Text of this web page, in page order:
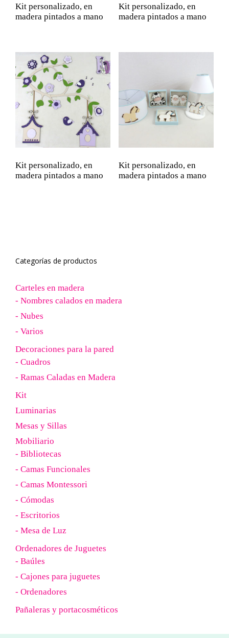
Kit personalizado, en
madera pintados a mano
Kit personalizado, en
madera pintados a mano
Kit personalizado, en
madera pintados a mano
Kit personalizado, en
madera pintados a mano
Categorías de productos
Carteles en madera
- Nombres calados en madera
- Nubes
- Varios
Decoraciones para la pared
- Cuadros
- Ramas Caladas en Madera
Kit
Luminarias
Mesas y Sillas
Mobiliario
- Bibliotecas
- Camas Funcionales
- Camas Montessori
- Cómodas
- Escritorios
- Mesa de Luz
Ordenadores de Juguetes
- Baúles
- Cajones para juguetes
- Ordenadores
Pañaleras y portacosméticos